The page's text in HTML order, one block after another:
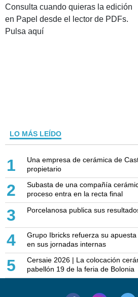
Consulta cuando quieras la edición
en Papel desde el lector de PDFs.
Pulsa aquí
LO MÁS LEÍDO
1
Una empresa de cerámica de
propietario
2
Subasta de una compañía
proceso entra en la recta final
3 Porcelanosa publica sus
4
Grupo Ibricks refuerza su
en sus jornadas internas
5
Cersaie 2026 | La colocación
pabellón 19 de la feria de Bolonia